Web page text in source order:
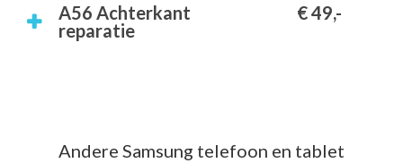
A56 Achterkant
reparatie
€ 49,-
Andere Samsung telefoon en tablet